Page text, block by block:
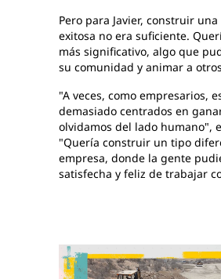
Pero para Javier, construir
exitosa no era suficiente.
más significativo, algo que
su comunidad y animar a
"A veces, como empresarios,
demasiado centrados en
olvidamos del lado humano",
"Quería construir un tipo
empresa, donde la gente
satisfecha y feliz de trabajar